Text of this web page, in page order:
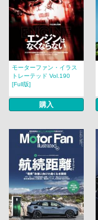
モーターファン・イラス
トレーテッド Vol.190
[Full版]
購入